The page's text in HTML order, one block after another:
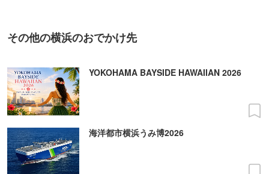
その他の横浜のおでかけ先
YOKOHAMA BAYSIDE HAWAIIAN 2026
海洋都市横浜うみ博2026